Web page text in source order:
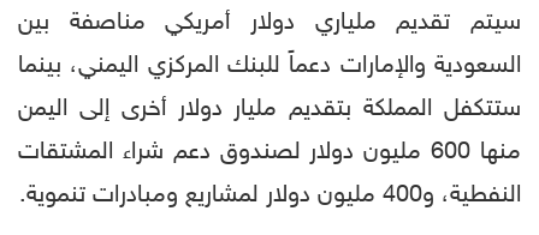
سيتم تقديم ملياري دولار أمريكي مناصفة بين
السعودية والإمارات دعماً للبنك المركزي اليمني، بينما
ستتكفل المملكة بتقديم مليار دولار أخرى إلى اليمن
منها 600 مليون دولار لصندوق دعم شراء المشتقات
النفطية، و400 مليون دولار لمشاريع ومبادرات تنموية.